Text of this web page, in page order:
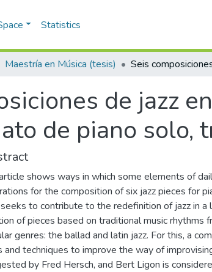
Statistics
Maestría en Música (tesis)
de jazz
de piano solo,
shows ways in which some elements of
for the composition of six jazz pieces for
to contribute to the redefinition of jazz in
of pieces based on traditional music rhythms
genres: the ballad and latin jazz. For this, a
and techniques to improve the way of
by Fred Hersch, and Bert Ligon is